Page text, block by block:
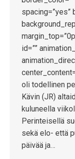
spacing=”yes”
id=””
oli todellinen
Kävin (JR)
kuluneella
Perinteisellä
sekä elo- että
päivää ja…